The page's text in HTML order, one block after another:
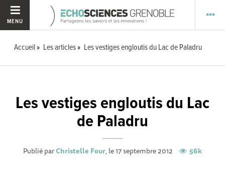
MENU
Accueil Les articles Les vestiges engloutis du Lac de Paladru
Les vestiges engloutis du Lac
de Paladru
Publié parChristelle Four, le 17 septembre 2012 56k